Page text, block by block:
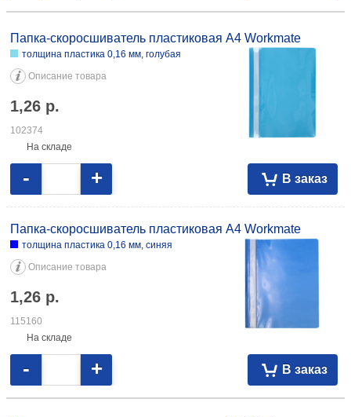
Папка-скоросшиватель пластиковая А4 Workmate
толщина пластика 0,16 мм, голубая
Описание товара
1,26 р.
102374
На складе
В заказ
- +
Папка-скоросшиватель пластиковая А4 Workmate
толщина пластика 0,16 мм, синяя
Описание товара
1,26 р.
115160
На складе
В заказ
- +